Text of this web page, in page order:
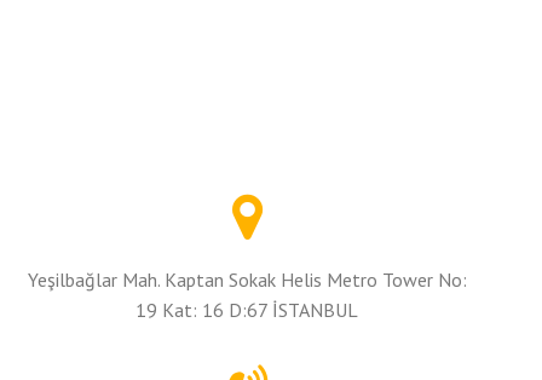
Yeşilbağlar Mah. Kaptan Sokak Helis Metro Tower No:
19 Kat: 16 D:67 İSTANBUL